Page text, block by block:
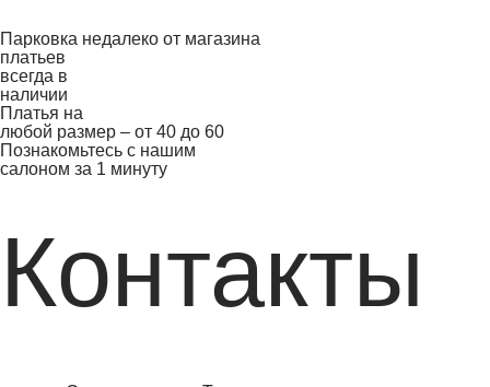
Парковка недалеко от магазина
платьев
всегда в
наличии
Платья на
любой размер – от 40 до 60
Познакомьтесь с нашим
салоном за 1 минуту
Контакты